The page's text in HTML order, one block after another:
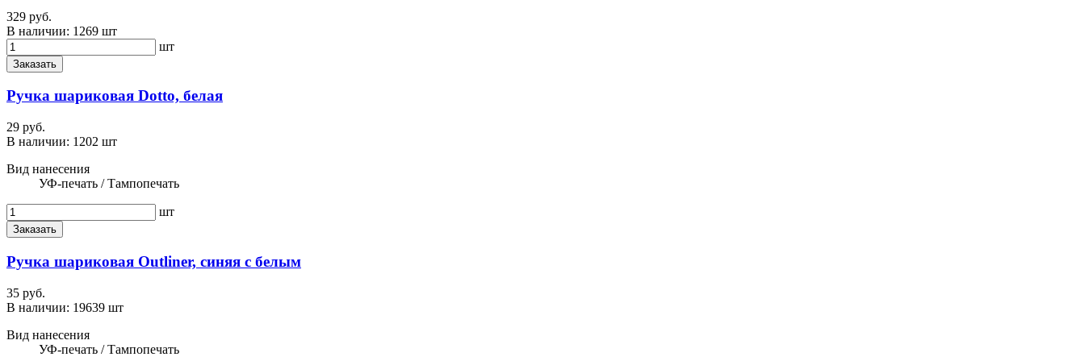
329 руб.
В наличии: 1269 шт
шт
Заказать
Ручка шариковая Dotto, белая
29 руб.
В наличии: 1202 шт
Вид нанесения
УФ-печать / Тампопечать
шт
Заказать
Ручка шариковая Outliner, синяя с белым
35 руб.
В наличии: 19639 шт
Вид нанесения
УФ-печать / Тампопечать